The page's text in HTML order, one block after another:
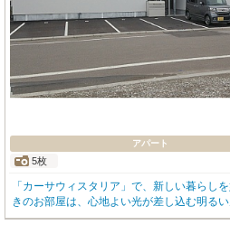
アパート
5枚
「カーサウィスタリア」で、新しい暮らし
きのお部屋は、心地よい光が差し込む明る
洋室を合わせた1DKは、お一人でもお二人